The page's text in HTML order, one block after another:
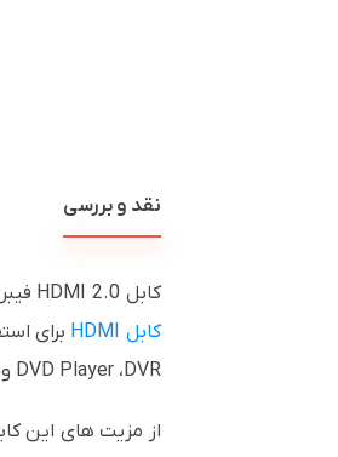
نقد و بررسی
کابل 2.0 HDMI فیبر نوری فرانت یک رابط با سرعت انتقال و کیفیت ساخت بالاست که قابلیت پخش تصاویر سه بُعدی و پشتیبانی از وضوح تصویر 4K را دارد، این
کابل HDMI
DVD Player ،DVR و... مناسب میباشد.
از مزیت های این